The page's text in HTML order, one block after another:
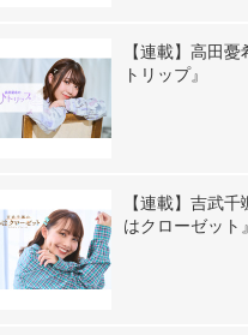
【連載】高田憂
トリップ』
【連載】吉武千
はクローゼット』